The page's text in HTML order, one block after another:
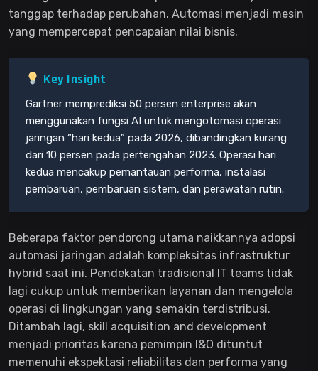
tanggap terhadap perubahan. Automasi menjadi mesin
yang mempercepat pencapaian nilai bisnis.
Key Insight
Gartner memprediksi 50 persen enterprise akan
menggunakan fungsi AI untuk mengotomasi operasi
jaringan “hari kedua” pada 2026, dibandingkan kurang
dari 10 persen pada pertengahan 2023. Operasi hari
kedua mencakup pemantauan performa, instalasi
pembaruan, pembaruan sistem, dan perawatan rutin.
Beberapa faktor pendorong utama naikkannya adopsi
automasi jaringan adalah kompleksitas infrastruktur
hybrid saat ini. Pendekatan tradisional IT teams tidak
lagi cukup untuk memberikan layanan dan mengelola
operasi di lingkungan yang semakin terdistribusi.
Ditambah lagi, skill acquisition and development
menjadi prioritas karena pemimpin I&O dituntut
memenuhi ekspektasi reliabilitas dan performa yang